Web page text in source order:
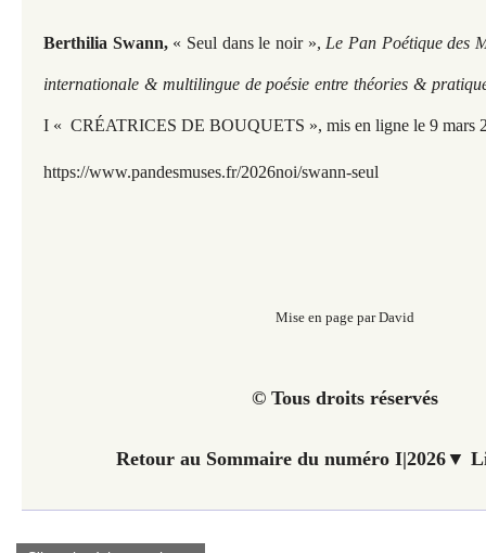
Berthilia Swann, « Seul dans le noir », Le Pan Poétique des
internationale & multilingue de poésie entre théories &
I « CRÉATRICES DE BOUQUETS », mis en ligne le 9 mars
https://www.pandesmuses.fr/2026noi/swann-seul
Mise en page par David
© Tous droits réservés
Retour au Sommaire du numéro I|2026▼